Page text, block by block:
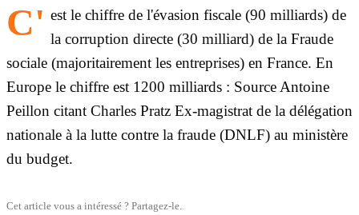
C' est le chiffre de l'évasion fiscale (90 milliards) de
la corruption directe (30 milliard) de la Fraude
sociale (majoritairement les entreprises) en France. En
Europe le chiffre est 1200 milliards : Source Antoine
Peillon citant Charles Pratz Ex-magistrat de la délégation
nationale à la lutte contre la fraude (DNLF) au ministère
du budget.
Cet article vous a intéressé ? Partagez-le.